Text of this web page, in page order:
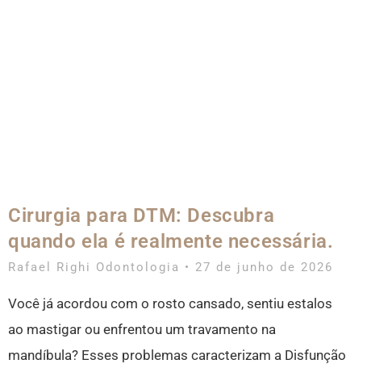
Cirurgia para DTM: Descubra
quando ela é realmente necessária.
Rafael Righi Odontologia 27 de junho de 2026
Você já acordou com o rosto cansado, sentiu estalos
ao mastigar ou enfrentou um travamento na
mandíbula? Esses problemas caracterizam a Disfunção